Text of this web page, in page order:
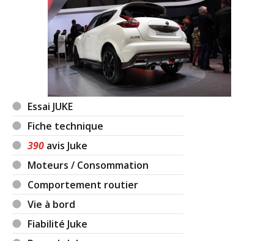
Essai JUKE
Fiche technique
390 avis Juke
Moteurs / Consommation
Comportement routier
Vie à bord
Fiabilité Juke